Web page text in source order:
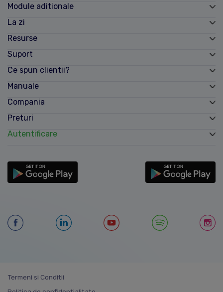
Module aditionale
La zi
Resurse
Suport
Ce spun clientii?
Manuale
Compania
Preturi
Autentificare
Termeni si Conditii